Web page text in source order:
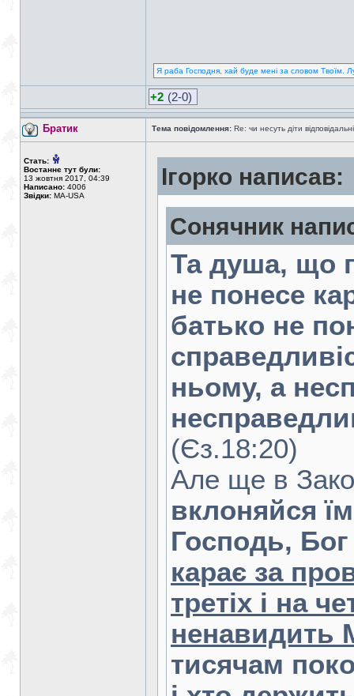
Я раба Господня, хай буде мені за словом Твоїм.
+2 (2-0)
Братик Тема повідомлення: Re: чи несуть діти
Стать:
Востаннє тут були:
13 жовтня 2017, 04:39
Написано: 4006
Звідки: MA-USA
Ігорко написав:
Сонячник
Та душа, що
не понесе
батько не
ньому, а
(Єз.18:20)
Але ще в
вклоняйся
Господь,
карає за
третіх і на
ненавидить
тисячам